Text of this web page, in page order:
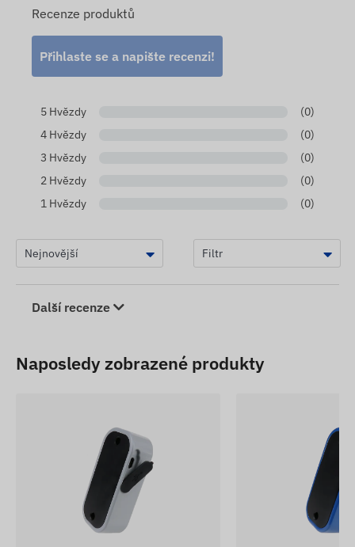
Recenze produktů
Přihlaste se a napište recenzi!
5 Hvězdy
(0)
4 Hvězdy
(0)
3 Hvězdy
(0)
2 Hvězdy
(0)
1 Hvězdy
(0)
Další recenze
Naposledy zobrazené produkty